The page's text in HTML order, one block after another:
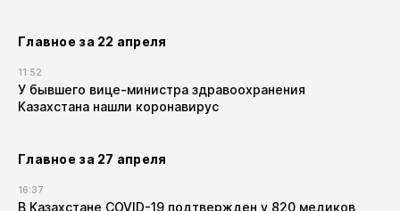
Главное за 22 апреля
11:52
У бывшего вице-министра здравоохранения
Казахстана нашли коронавирус
Главное за 27 апреля
16:37
В Казахстане COVID-19 подтвержден у 820 медиков